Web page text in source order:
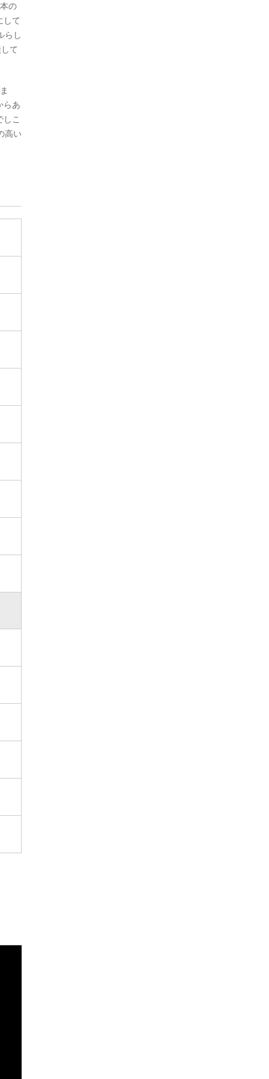
の
して
らし
て
らあ
こ
高い